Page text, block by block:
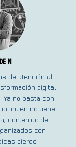
N
de atención al
digital
Ya no basta con
quien no tiene
contenido de
con
pierde